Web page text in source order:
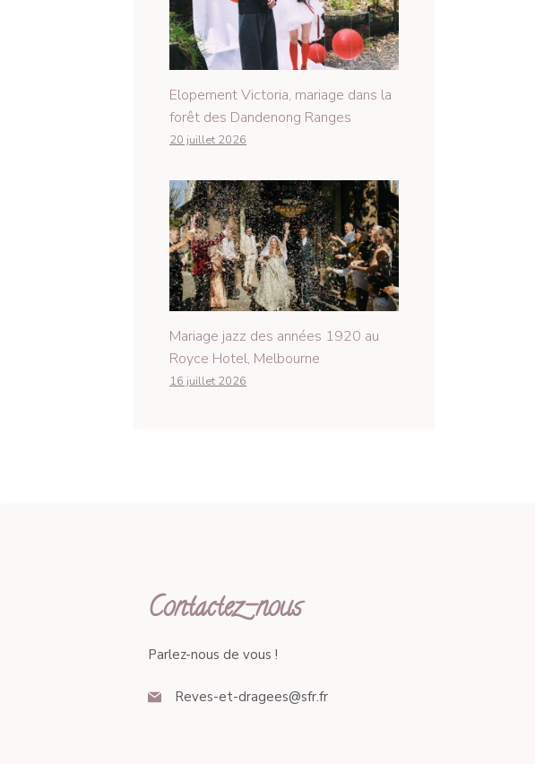
Elopement Victoria, mariage dans la
forêt des Dandenong Ranges
20 juillet 2026
Mariage jazz des années 1920 au
Royce Hotel, Melbourne
16 juillet 2026
Contactez-nous
Parlez-nous de vous !
Reves-et-dragees@sfr.fr